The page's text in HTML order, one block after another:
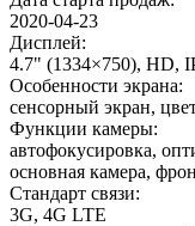
2020-04-23
Дисплей:
4.7" (1334×750), HD,
Особенности экрана:
сенсорный экран,
Функции камеры:
автофокусировка,
основная камера,
Стандарт связи:
3G, 4G LTE